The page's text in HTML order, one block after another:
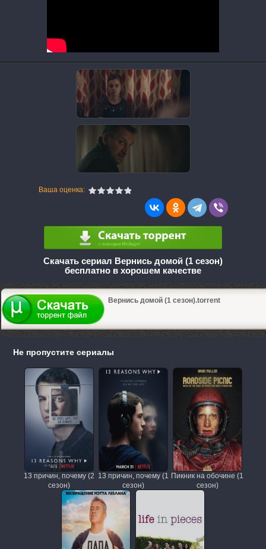
Ваша оценка:
Скачать сериал Вернись домой (1 сезон)
бесплатно в хорошем качестве
Вернись домой (1 сезон).torrent
Не пропустите сериалы
13 причин, почему (2
сезон)
13 причин, почему (1
сезон)
Пикник на обочине (1
сезон)